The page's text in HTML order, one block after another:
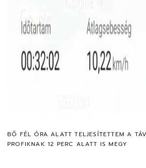
BŐ FÉL ÓRA ALATT TELJESÍTETTEM A
PROFIKNAK 12 PERC ALATT IS MEGY